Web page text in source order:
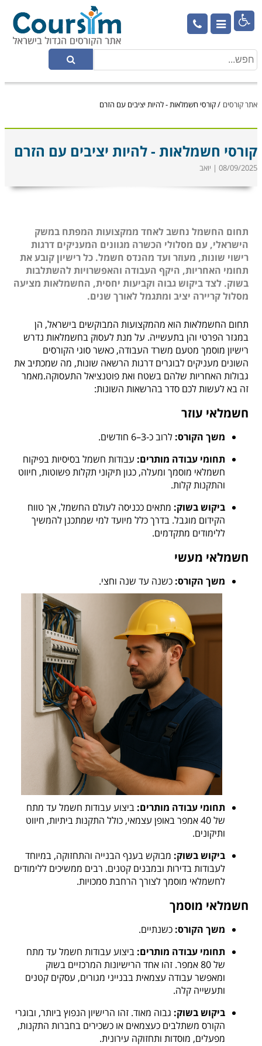

אתר קורסים /קורסי חשמלאות - להיות יציבים עם הזרם
קורסי חשמלאות - להיות יציבים עם הזרם
08/09/2025 | יואב
תחום החשמל נחשב לאחד ממקצועות המפתח במשק
הישראלי, עם מסלולי הכשרה מגוונים המעניקים דרגות
רישוי שונות, מעוזר ועד מהנדס חשמל. כל רישיון קובע את
תחומי האחריות, היקף העבודה והאפשרויות להשתלבות
בשוק. לצד ביקוש גבוה וקביעות יחסית, החשמלאות מציעה
מסלול קריירה יציב ומתגמל לאורך שנים.
תחום החשמלאות הוא מהמקצועות המבוקשים בישראל, הן
במגזר הפרטי והן בתעשייה. על מנת לעסוק בחשמלאות נדרש
רישיון מוסמך מטעם משרד העבודה, כאשר סוגי הקורסים
השונים מעניקים לבוגרים דרגות הרשאה שונות, מה שמכתיב את
גבולות האחריות שלהם בשטח ואת פוטנציאל התעסוקה.מאמר
זה בא לעשות לכם סדר בהרשאות השונות:
חשמלאי עוזר
משך הקורס: לרוב כ-3–6 חודשים.
תחומי עבודה מותרים: עבודות חשמל בסיסיות בפיקוח
חשמלאי מוסמך ומעלה, כגון תיקוני תקלות פשוטות, חיווט
והתקנות קלות.
ביקוש בשוק: מתאים ככניסה לעולם החשמל, אך טווח
הקידום מוגבל. בדרך כלל מיועד למי שמתכנן להמשיך
ללימודים מתקדמים.
חשמלאי מעשי
משך הקורס: כשנה עד שנה וחצי.
תחומי עבודה מותרים: ביצוע עבודות חשמל עד מתח
של 40 אמפר באופן עצמאי, כולל התקנות ביתיות, חיווט
ותיקונים.
ביקוש בשוק: מבוקש בענף הבנייה והתחזוקה, במיוחד
לעבודות בדירות ובמבנים קטנים. רבים ממשיכים ללימודים
לחשמלאי מוסמך לצורך הרחבת סמכויות.
חשמלאי מוסמך
משך הקורס: כשנתיים.
תחומי עבודה מותרים: ביצוע עבודות חשמל עד מתח
של 80 אמפר. זהו אחד הרישיונות המרכזיים בשוק
ומאפשר עבודה עצמאית בבנייני מגורים, עסקים קטנים
ותעשייה קלה.
ביקוש בשוק: גבוה מאוד. זהו הרישיון הנפוץ ביותר, ובוגרי
הקורס משתלבים כעצמאים או כשכירים בחברות התקנות,
מפעלים, מוסדות ותחזוקה עירונית.